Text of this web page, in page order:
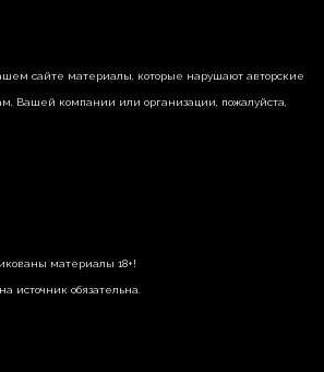
сайте материалы, которые нарушают авторские
Вашей компании или организации, пожалуйста,
материалы 18+!
источник обязательна.